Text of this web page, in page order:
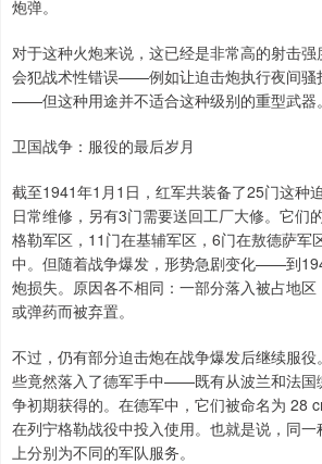
炮弹。
对于这种火炮来说，这已经是非常高的射击
会犯战术性错误——例如让迫击炮执行夜间骚
——但这种用途并不适合这种级别的重型武器。
卫国战争：服役的最后岁月
截至1941年1月1日，红军共装备了25门这种
日常维修，另有3门需要送回工厂大修。它们
格勒军区，11门在基辅军区，6门在敖德萨军
中。但随着战争爆发，形势急剧变化——到
炮损失。原因各不相同：一部分落入被占地
或弹药而被弃置。
不过，仍有部分迫击炮在战争爆发后继续服
些竟然落入了德军手中——既有从波兰和法国
争初期获得的。在德军中，它们被命名为 28
在列宁格勒战役中投入使用。也就是说，同
上分别为不同的军队服务。